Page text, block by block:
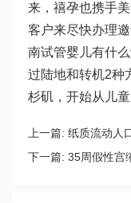
来，禧孕也携手美
客户来尽快办理
南试管婴儿有什
过陆地和转机2种
杉矶，开始从儿
上一篇: 纸质流动人
版
下一篇: 35周假性宫